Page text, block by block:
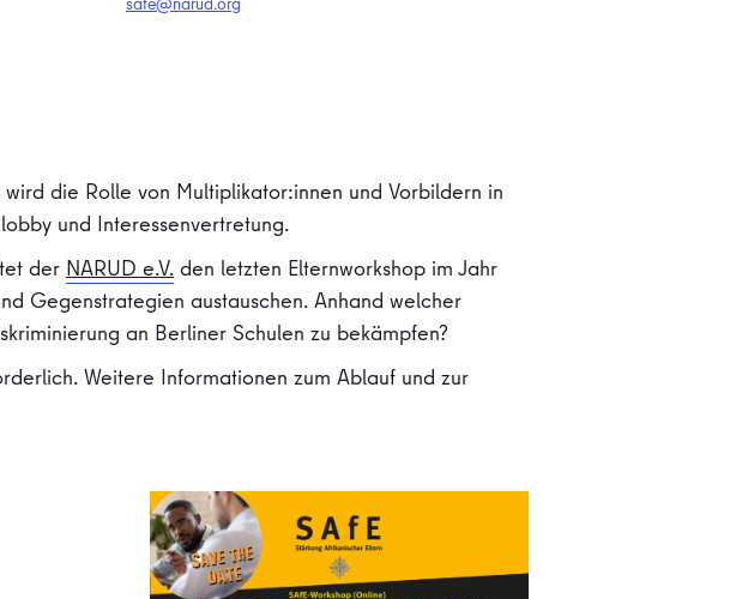
die Rolle von Multiplikator:innen und Vorbildern in
und Interessenvertretung.
der NARUD e.V. den letzten Elternworkshop im Jahr
Gegenstrategien austauschen. Anhand welcher
an Berliner Schulen zu bekämpfen?
Weitere Informationen zum Ablauf und zur